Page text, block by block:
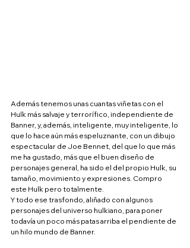
Además tenemos unas cuantas viñetas con el
Hulk más salvaje y terrorífico, independiente de
Banner, y, además, inteligente, muy inteligente, lo
que lo hace aún más espeluznante, con un dibujo
espectacular de Joe Bennet, del que lo que más
me ha gustado, más que el buen diseño de
personajes general, ha sido el del propio Hulk, su
tamaño, movimiento y expresiones. Compro
este Hulk pero totalmente.
Y todo ese trasfondo, aliñado con algunos
personajes del universo hulkiano, para poner
todavía un poco más patas arriba el pendiente de
un hilo mundo de Banner.